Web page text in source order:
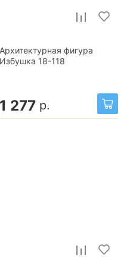
Архитектурная фигура
Избушка 18-118
1 277 р.